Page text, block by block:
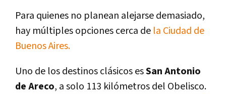
Para quienes no planean alejarse demasiado,
hay múltiples opciones cerca de la Ciudad de
Buenos Aires.
Uno de los destinos clásicos esSan Antonio
de Areco, a solo 113 kilómetros del Obelisco.